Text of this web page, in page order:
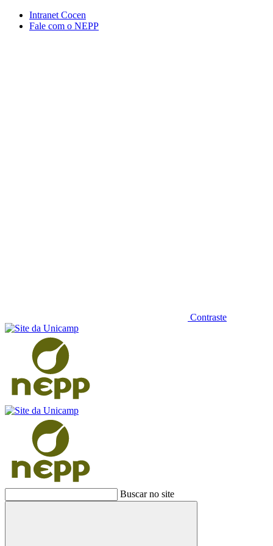
Conteúdo principal Menu principal
Intranet Cocen
Fale com o NEPP
Contraste
Buscar no site